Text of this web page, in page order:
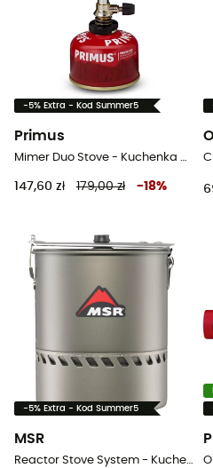
-5% Extra - Kod Summer5
Primus
Mimer Duo Stove - Kuchenka gazowa turystyczna
147,60 zł 179,00 zł -18%
-5% Extra - Kod Summer5
MSR
Reactor Stove System - Kuchenka